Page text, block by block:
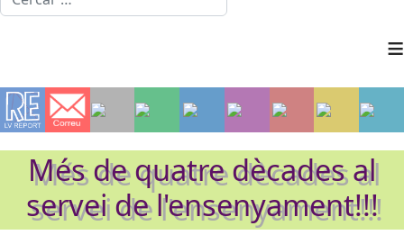
≡
Més de quatre dècades al
servei de l'ensenyament!!!